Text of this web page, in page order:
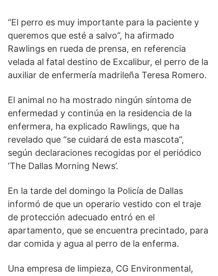
“El perro es muy importante para la paciente y
queremos que esté a salvo”, ha afirmado
Rawlings en rueda de prensa, en referencia
velada al fatal destino de Excalibur, el perro de la
auxiliar de enfermería madrileña Teresa Romero.
El animal no ha mostrado ningún síntoma de
enfermedad y continúa en la residencia de la
enfermera, ha explicado Rawlings, que ha
revelado que “se cuidará de esta mascota”,
según declaraciones recogidas por el periódico
‘The Dallas Morning News’.
En la tarde del domingo la Policía de Dallas
informó de que un operario vestido con el traje
de protección adecuado entró en el
apartamento, que se encuentra precintado, para
dar comida y agua al perro de la enferma.
Una empresa de limpieza, CG Environmental,